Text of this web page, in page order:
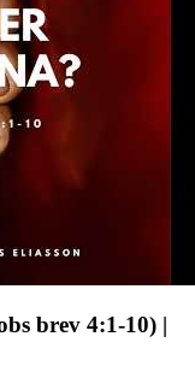
brev 4:1-10) |